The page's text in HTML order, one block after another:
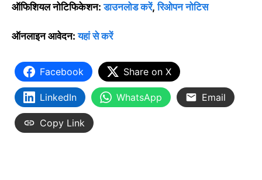
ऑफिशियल नोटिफिकेशन:डाउनलोड करें,रिओपन नोटिस
ऑनलाइन आवेदन:यहां से करें
Facebook Share on X
LinkedIn WhatsApp Email
Copy Link